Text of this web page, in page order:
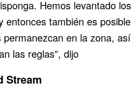
Hemos levantado los
entonces también es posible
en la zona, así
las reglas”, dijo
Stream